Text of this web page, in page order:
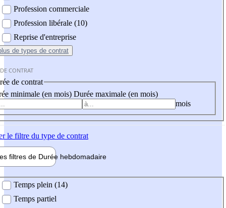
Profession commerciale
Profession libérale (10)
Reprise d'entreprise
de types de contrat
CONTRAT
de contrat
minimale (en mois) Durée maximale (en mois)
mois
le filtre du type de contrat
filtres de Durée hebdomadaire
Temps plein (14)
Temps partiel